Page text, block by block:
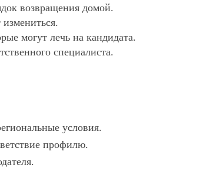
возвращения домой.
могут лечь на кандидата.
специалиста.
условия.
профилю.